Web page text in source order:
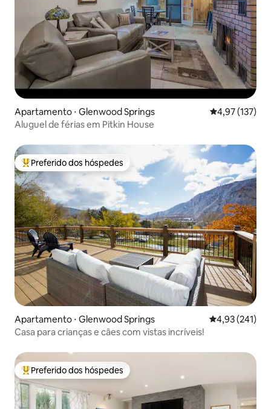
Apartamento ⋅ Glenwood Springs 4,97 de uma
4,97 (137)
Aluguel de férias em Pitkin House
Entre os melhores preferidos dos hóspedes
Preferido dos hóspedes
Apartamento ⋅ Glenwood Springs 4,93 de uma
4,93 (241)
Casa para crianças e cães com vistas incríveis!
Entre os melhores preferidos dos hóspedes
Preferido dos hóspedes